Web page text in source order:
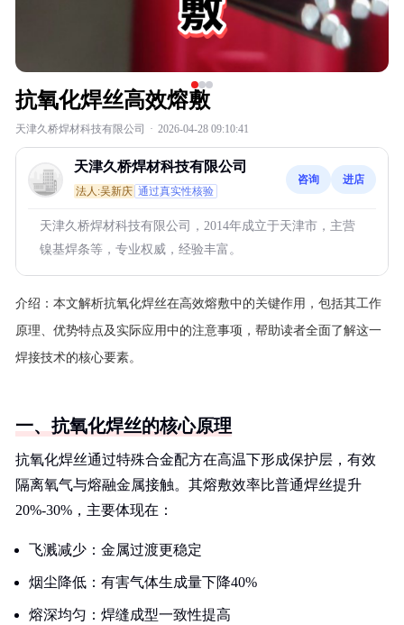
抗氧化焊丝高效熔敷
天津久桥焊材科技有限公司 · 2026-04-28 09:10:41
天津久桥焊材科技有限公司
法人:吴新庆 通过真实性核验
咨询 进店
天津久桥焊材科技有限公司，2014年成立于天津市，主营
镍基焊条等，专业权威，经验丰富。
介绍： 本文解析抗氧化焊丝在高效熔敷中的关键作用，包括其工作
原理、优势特点及实际应用中的注意事项，帮助读者全面了解这一
焊接技术的核心要素。
一、抗氧化焊丝的核心原理
抗氧化焊丝通过特殊合金配方在高温下形成保护层，有效
隔离氧气与熔融金属接触。其熔敷效率比普通焊丝提升
20%-30%，主要体现在：
飞溅减少：金属过渡更稳定
烟尘降低：有害气体生成量下降40%
熔深均匀：焊缝成型一致性提高